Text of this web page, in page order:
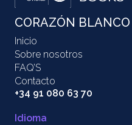
CORAZÓN BLANCO
Inicio
Sobre nosotros
FAQ’S
Contacto
+34 91 080 63 70
Idioma